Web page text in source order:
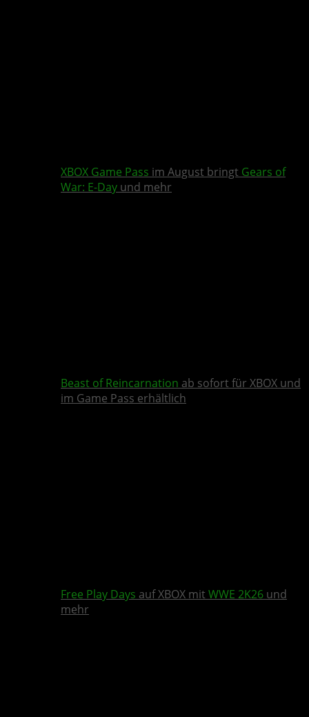
XBOX Game Pass im August bringt Gears of
War: E-Day und mehr
Beast of Reincarnation ab sofort für XBOX und
im Game Pass erhältlich
Free Play Days auf XBOX mit WWE 2K26 und
mehr